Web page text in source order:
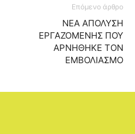
Επόμενο άρθρο
ΝΕΑ ΑΠΟΛΥΣΗ
ΕΡΓΑΖΟΜΕΝΗΣ ΠΟΥ
ΑΡΝΗΘΗΚΕ ΤΟΝ
ΕΜΒΟΛΙΑΣΜΟ